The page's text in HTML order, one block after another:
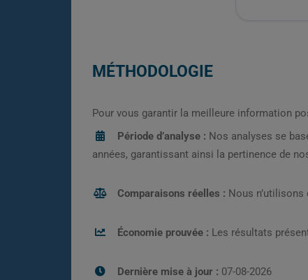
MÉTHODOLOGIE
Pour vous garantir la meilleure information
Période d’analyse : Nos analyses se
années, garantissant ainsi la pertinence de
Comparaisons réelles : Nous
Économie prouvée : Les résultats
Dernière mise à jour : 07-08-2026